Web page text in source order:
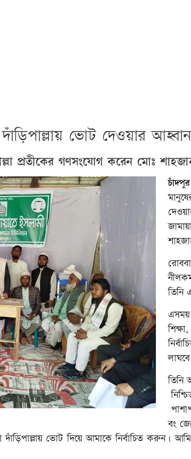
ভোট দেওয়ার আহ্বান
প্রতীকের গণসংযোগ করেন মোঃ
ও পথসভায় বক্তব্য রাখছেন
প্রার্থী ও জেলা
মোঃ শাহজাহান মিয়া।
তিনি
এসময়
তিনি
বং
ভোট দিয়ে আমাকে নির্বাচিত করুন।